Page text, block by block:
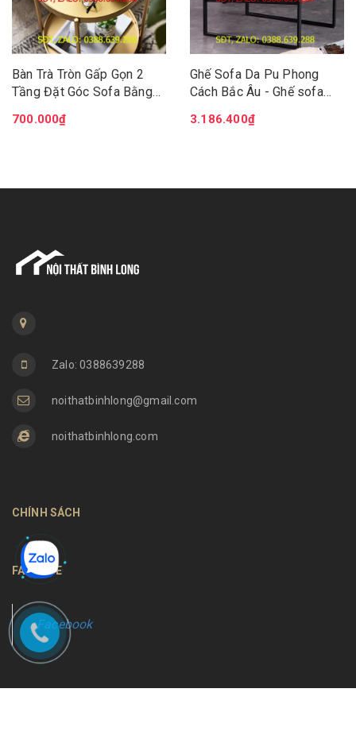
Bàn Trà Tròn Gấp Gọn 2
Tầng Đặt Góc Sofa Bằng
Ban Công, Sân Vườn Ngoài
700.000₫
Ghế Sofa Da Pu Phong
Cách Bắc Âu - Ghế sofa
Đệm da chân kim loại chắc
3.186.400₫
Zalo: 0388639288
noithatbinhlong@gmail.com
noithatbinhlong.com
CHÍNH SÁCH
FANPAGE
Facebook